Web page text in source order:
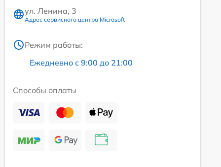
ул. Ленина, 3
Адрес сервисного центра Microsoft
Режим работы:
Ежедневно с 9:00 до 21:00
Способы оплаты